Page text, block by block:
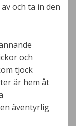
och ta in den
och
tjock
är hem åt
äventyrlig